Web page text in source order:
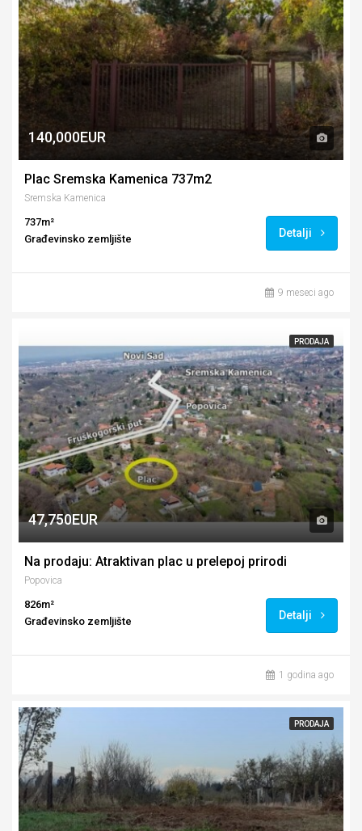
140,000EUR
Plac Sremska Kamenica 737m2
Sremska Kamenica
737m²
Građevinsko zemljište
Detalji
9 meseci ago
PRODAJA
47,750EUR
Na prodaju: Atraktivan plac u prelepoj prirodi
Popovica
826m²
Građevinsko zemljište
Detalji
1 godina ago
PRODAJA